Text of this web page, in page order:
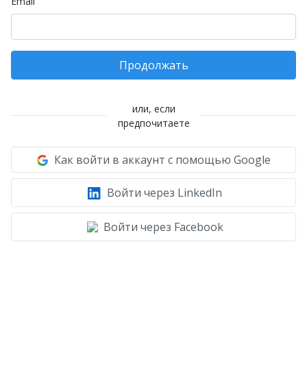
Продолжать
или, если
предпочитаете
Как войти в аккаунт с помощью Google
Войти через LinkedIn
Войти через Facebook